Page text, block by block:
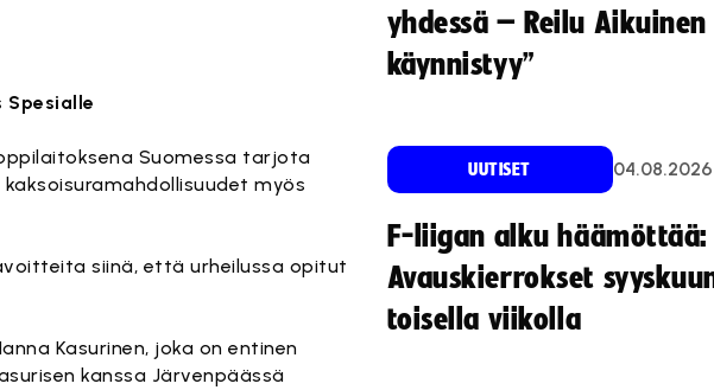
Spesialle
Suomessa tarjota
myös
siinä, että urheilussa opitut
Kasurinen, joka on entinen
kanssa Järvenpäässä
yhdessä – Reilu
käynnistyy”
UUTISET 04.08.2026
F-liigan alku häämöttää:
Avauskierrokset
toisella viikolla